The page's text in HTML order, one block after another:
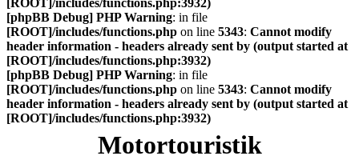
[ROOT]/includes/functions.php:3932)
[phpBB Debug] PHP Warning: in file
[ROOT]/includes/functions.php on line 5343: Cannot modify
header information - headers already sent by (output started at
[ROOT]/includes/functions.php:3932)
[phpBB Debug] PHP Warning: in file
[ROOT]/includes/functions.php on line 5343: Cannot modify
header information - headers already sent by (output started at
[ROOT]/includes/functions.php:3932)
Motortouristik